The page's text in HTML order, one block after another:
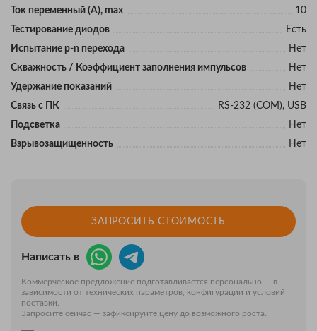
Ток переменный (А), max
10
Тестирование диодов
Есть
Испытание p-n перехода
Нет
Скважность / Коэффициент заполнения импульсов
Нет
Удержание показаний
Нет
Связь с ПК
RS-232 (COM), USB
Подсветка
Нет
Взрывозащищенность
Нет
ЗАПРОСИТЬ СТОИМОСТЬ
Написать в
Коммерческое предложение подготавливается персонально — в
зависимости от технических параметров, конфигурации и условий
поставки.
Запросите сейчас — зафиксируйте цену до возможного роста.